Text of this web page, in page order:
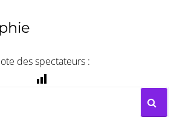
des spectateurs :